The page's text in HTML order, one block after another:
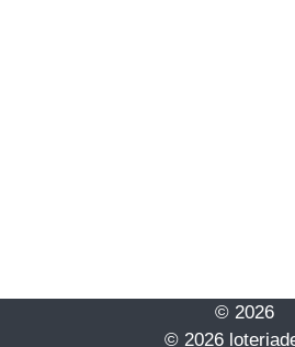
© 2026
© 2026